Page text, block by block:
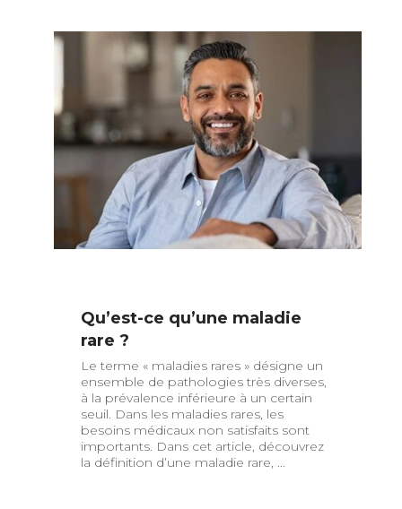
Qu’est-ce qu’une maladie
rare ?
Le terme « maladies rares » désigne un
ensemble de pathologies très diverses,
à la prévalence inférieure à un certain
seuil. Dans les maladies rares, les
besoins médicaux non satisfaits sont
importants. Dans cet article, découvrez
la définition d’une maladie rare, ...